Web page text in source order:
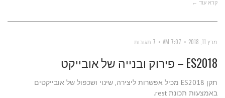
קרא עוד ←
מרץ 11, 2018 7:07 AM 7 תגובות
ES2018 – פירוק ובנייה של אובייקט
תקן ES2018 מכיל אפשרות ליצירה, שינוי ושכפול של אובייקטים
באמצעות תכונת rest.